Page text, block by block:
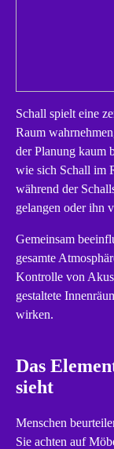
Schall spielt eine
Raum
der Planung kaum
wie sich Schall im
während der
gelangen oder ihn
Gemeinsam
gesamte
Kontrolle von
gestaltete
wirken.
Das
sieht
Menschen
Sie achten auf